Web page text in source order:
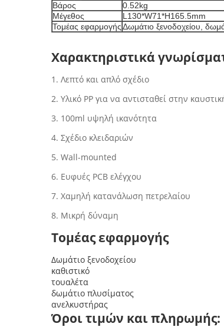
Βάρος
0.52kg
Μέγεθος
L130*W71*H165.5mm
Τομέας εφαρμογήςΔωμάτιο ξενοδοχείου,
Χαρακτηριστικά
1. Λεπτό και απλό σχέδιο
2. Υλικό PP για να αντισταθεί στην
3. 100ml υψηλή ικανότητα
4. Σχέδιο κλειδαριών
5. Wall-mounted
6. Ευφυές PCB ελέγχου
7. Χαμηλή κατανάλωση πετρελαίου
8. Μικρή δύναμη
Τομέας εφαρμογής
Δωμάτιο ξενοδοχείου
καθιστικό
τουαλέτα
δωμάτιο πλυσίματος
ανελκυστήρας
Όροι τιμών και πληρωμής: